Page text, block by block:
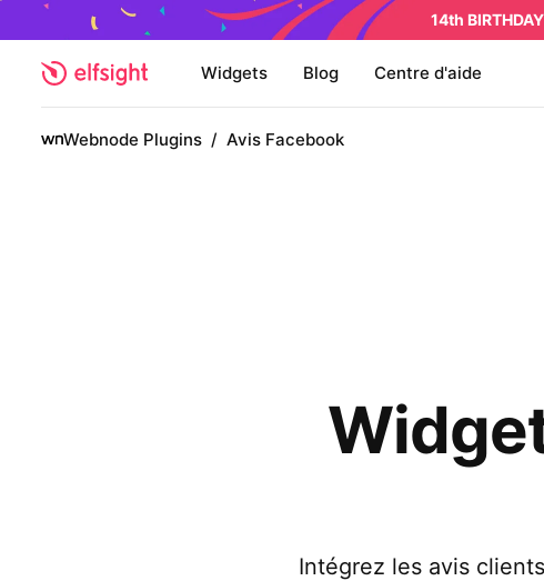
14th
Widgets Blog Centre d'aide
Webnode Plugins / Avis Facebook
Intégrez les avis